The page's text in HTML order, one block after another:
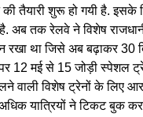
तैयारी शुरू हो गयी है. इसके
अब तक रेलवे ने विशेष
रखा था जिसे अब बढ़ाकर 30
पर 12 मई से 15 जोड़ी स्पेशल
वाली विशेष ट्रेनों के लिए
यात्रियों ने टिकट बुक